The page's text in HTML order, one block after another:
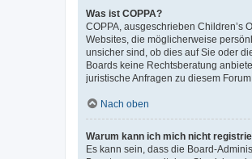
Was ist COPPA?
COPPA, ausgeschrieben Children’s
Websites, die möglicherweise
unsicher sind, ob dies auf Sie oder
Boards keine Rechtsberatung
juristische Anfragen zu diesem
Nach oben
Warum kann ich mich nicht
Es kann sein, dass die Board-